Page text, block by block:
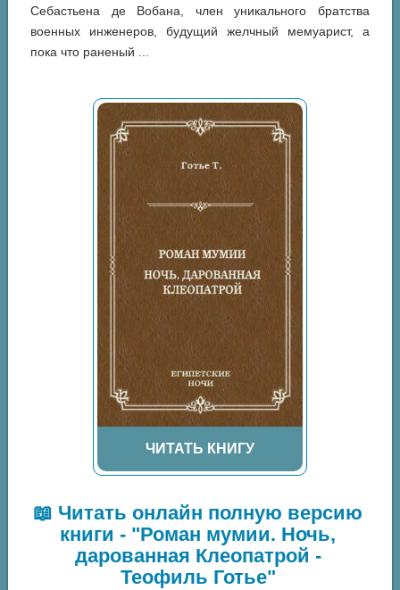
Себастьена де Вобана, член уникального братства
военных инженеров, будущий желчный мемуарист, а
пока что раненый ...
ЧИТАТЬ КНИГУ
📖 Читать онлайн полную версию
книги - "Роман мумии. Ночь,
дарованная Клеопатрой -
Теофиль Готье"